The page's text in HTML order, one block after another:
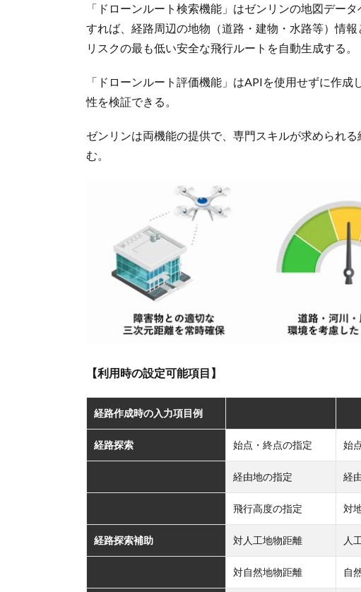
「ドローンルート検索機能」はゼンリンの地図デー
すれば、経路周辺の地物（道路・建物・水路等）情
リスクの最も低い安全な飛行ルートを自動生成する。
「ドローンルート評価機能」はAPIを使用せずに作
性を検証できる。
ゼンリンは両機能の提供で、専門スキルが求められ
む。
【利用時の設定可能項目】
経路作成時の入力項目例
経路探索 始点・終点の指定 始
経由地の指定 経
飛行高度の指定 対
経路探索補助 対人工地物距離 人
対自然地物距離 自